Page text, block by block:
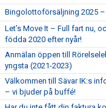
Bingolottoförsäljning 2025 –
Let’s Move It – Full fart nu,
födda 2020 efter nyår!
Anmälan öppen till
yngsta (2021-2023)
Välkommen till Sävar IK:s
– vi bjuder på buffé!